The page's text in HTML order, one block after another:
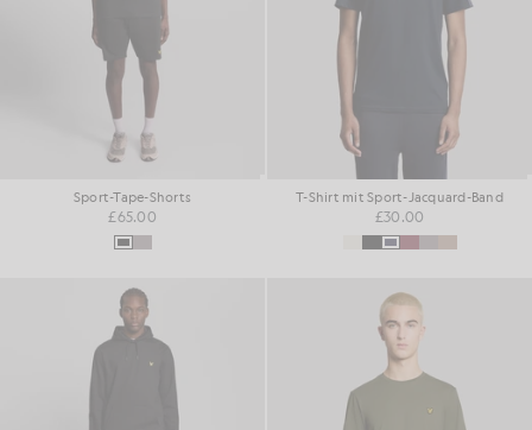
Sport-Tape-Shorts
£65.00
T-Shirt mit Sport-Jacquard-Band
£30.00